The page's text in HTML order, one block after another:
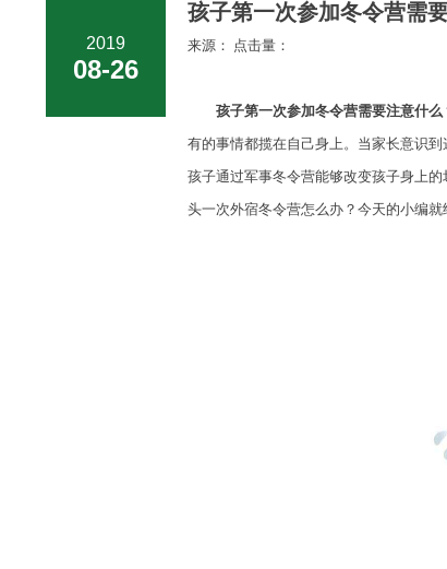
2019
08-26
孩子第一次参加冬令营需
来源： 点击量：
孩子第一次参加冬令营需要注意什么
有的事情都揽在自己身上。当家长意识
孩子通过军事冬令营能够改变孩子身上
头一次外宿冬令营怎么办？今天的小编